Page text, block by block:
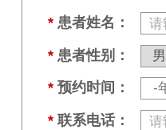
* 患者姓名：
* 患者性别：
* 预约时间：
* 联系电话：